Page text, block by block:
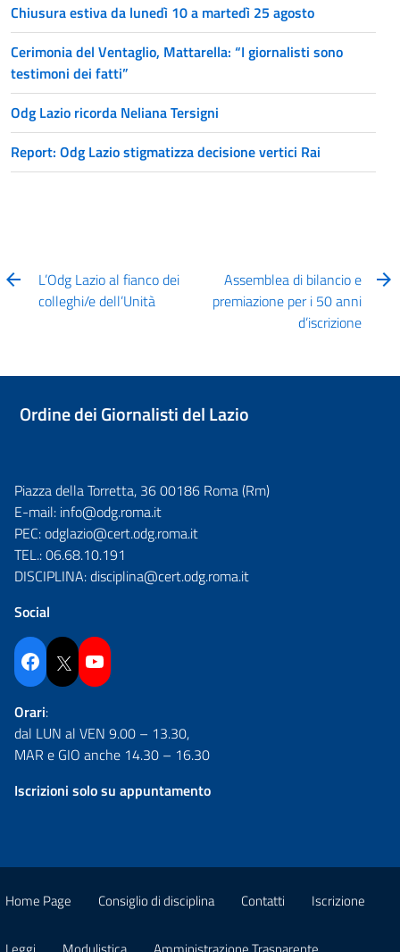
Chiusura estiva da lunedì 10 a martedì 25 agosto
Cerimonia del Ventaglio, Mattarella: “I giornalisti sono
testimoni dei fatti”
Odg Lazio ricorda Neliana Tersigni
Report: Odg Lazio stigmatizza decisione vertici Rai
L’Odg Lazio al fianco dei
colleghi/e dell’Unità
Assemblea di bilancio e
premiazione per i 50 anni
d’iscrizione
Ordine dei Giornalisti del Lazio
Piazza della Torretta, 36 00186 Roma (Rm)
E-mail: info@odg.roma.it
PEC:odglazio@cert.odg.roma.it
TEL.:06.68.10.191
DISCIPLINA:disciplina@cert.odg.roma.it
Social
Facebook Twitter YouTube
Orari:
dal LUN al VEN 9.00 – 13.30,
MAR e GIO anche 14.30 – 16.30
Iscrizioni solo su appuntamento
Home Page Consiglio di disciplina Contatti Iscrizione